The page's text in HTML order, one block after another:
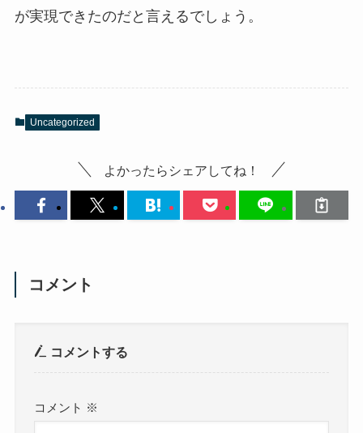
が実現できたのだと言えるでしょう。
Uncategorized
よかったらシェアしてね！
コメント
コメントする
コメント ※